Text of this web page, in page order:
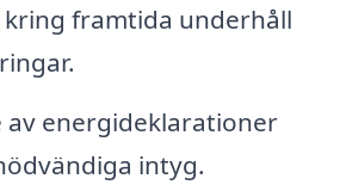
kring framtida underhåll
av energideklarationer
intyg.